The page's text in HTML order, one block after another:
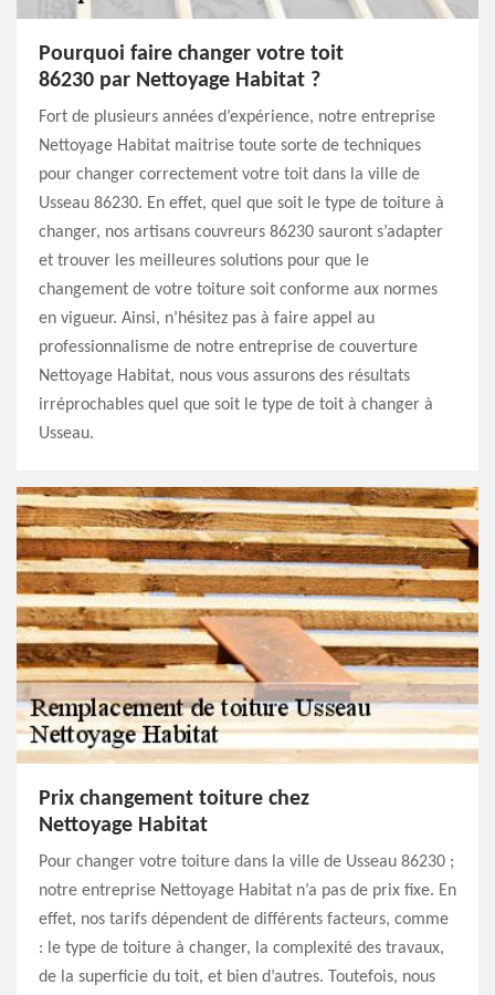
Pourquoi faire changer votre toit
86230 par Nettoyage Habitat ?
Fort de plusieurs années d’expérience, notre entreprise
Nettoyage Habitat maitrise toute sorte de techniques
pour changer correctement votre toit dans la ville de
Usseau 86230. En effet, quel que soit le type de toiture à
changer, nos artisans couvreurs 86230 sauront s’adapter
et trouver les meilleures solutions pour que le
changement de votre toiture soit conforme aux normes
en vigueur. Ainsi, n’hésitez pas à faire appel au
professionnalisme de notre entreprise de couverture
Nettoyage Habitat, nous vous assurons des résultats
irréprochables quel que soit le type de toit à changer à
Usseau.
Prix changement toiture chez
Nettoyage Habitat
Pour changer votre toiture dans la ville de Usseau 86230 ;
notre entreprise Nettoyage Habitat n’a pas de prix fixe. En
effet, nos tarifs dépendent de différents facteurs, comme
: le type de toiture à changer, la complexité des travaux,
de la superficie du toit, et bien d’autres. Toutefois, nous